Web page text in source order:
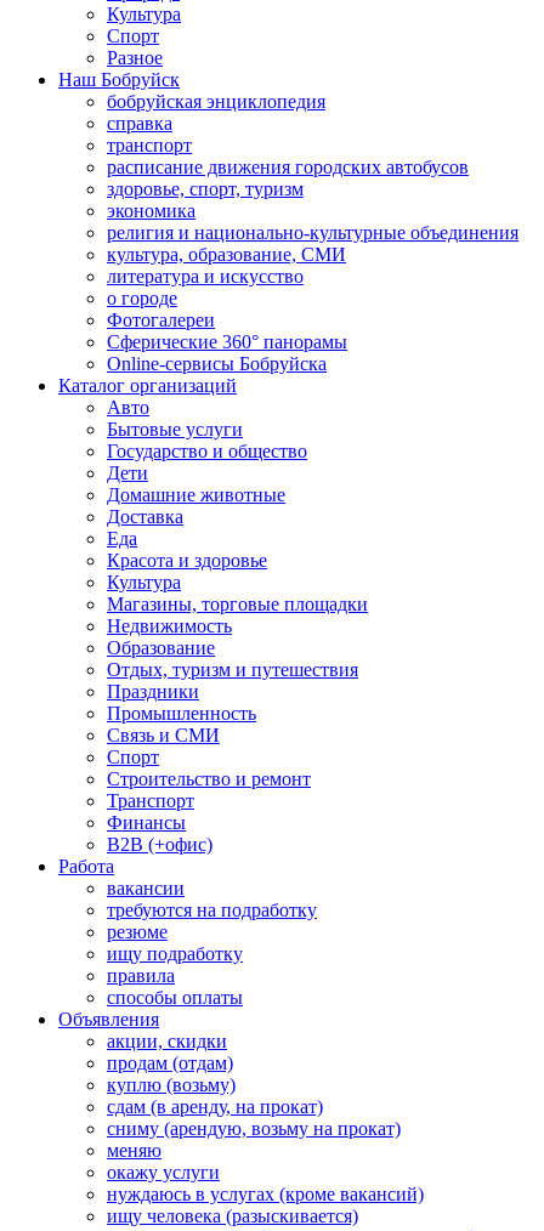
Культура
Спорт
Разное
Наш Бобруйск
бобруйская энциклопедия
справка
транспорт
расписание движения городских автобусов
здоровье, спорт, туризм
экономика
религия и национально-культурные объединения
культура, образование, СМИ
литература и искусство
о городе
Фотогалереи
Сферические 360° панорамы
Online-сервисы Бобруйска
Каталог организаций
Авто
Бытовые услуги
Государство и общество
Дети
Домашние животные
Доставка
Еда
Красота и здоровье
Культура
Магазины, торговые площадки
Недвижимость
Образование
Отдых, туризм и путешествия
Праздники
Промышленность
Связь и СМИ
Спорт
Строительство и ремонт
Транспорт
Финансы
B2B (+офис)
Работа
вакансии
требуются на подработку
резюме
ищу подработку
правила
способы оплаты
Объявления
акции, скидки
продам (отдам)
куплю (возьму)
сдам (в аренду, на прокат)
сниму (арендую, возьму на прокат)
меняю
окажу услуги
нуждаюсь в услугах (кроме вакансий)
ищу человека (разыскивается)